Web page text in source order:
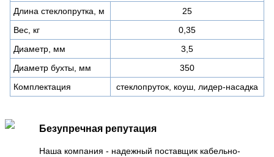
Длина стеклопрутка, м
25
Вес, кг
0,35
Диаметр, мм
3,5
Диаметр бухты, мм
350
Комплектация
стеклопруток, коуш, лидер-насадка
Безупречная репутация
Наша компания - надежный поставщик кабельно-